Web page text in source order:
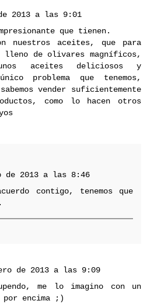
2013 a las 9:01
que tienen.
nuestros aceites, que para
lleno de olivares magníficos,
aceites deliciosos y
problema que tenemos,
vender suficientemente
como lo hacen otros
de 2013 a las 8:46
contigo, tenemos que
de 2013 a las 9:09
me lo imagino con un
por encima ;)